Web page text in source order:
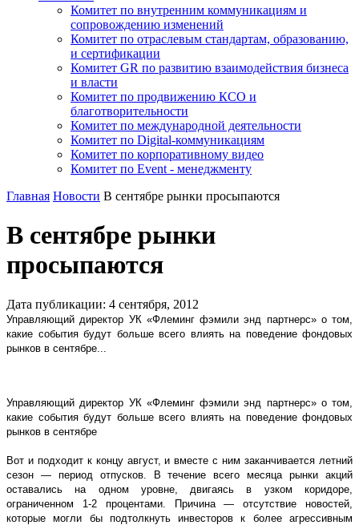
Комитет по внутренним коммуникациям и
сопровождению изменений
Комитет по отраслевым стандартам, образованию,
и сертификации
Комитет GR по развитию взаимодействия бизнеса
и власти
Комитет по продвижению КСО и
благотворительности
Комитет по международной деятельности
Комитет по Digital-коммуникациям
Комитет по корпоративному видео
Комитет по Event - менеджменту
Главная Новости В сентябре рынки просыпаются
В сентябре рынки
просыпаются
Дата публикации: 4 сентября, 2012
Управляющий директор УК «Флеминг фэмили энд партнерс» о том,
какие события будут больше всего влиять на поведение фондовых
рынков в сентябре...
Управляющий директор УК «Флеминг фэмили энд партнерс» о том,
какие события будут больше всего влиять на поведение фондовых
рынков в сентябре
Вот и подходит к концу август, и вместе с ним заканчивается летний
сезон — период отпусков. В течение всего месяца рынки акций
оставались на одном уровне, двигаясь в узком коридоре,
ограниченном 1-2 процентами. Причина — отсутствие новостей,
которые могли бы подтолкнуть инвесторов к более агрессивным